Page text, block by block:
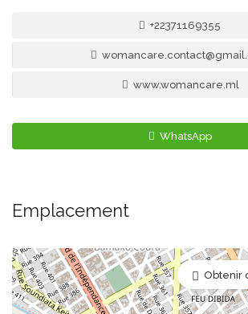
+22371169355
www.womancare.ml
WhatsApp
Emplacement
Obtenir